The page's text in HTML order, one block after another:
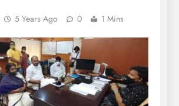
5 Years Ago 0 1 Mins